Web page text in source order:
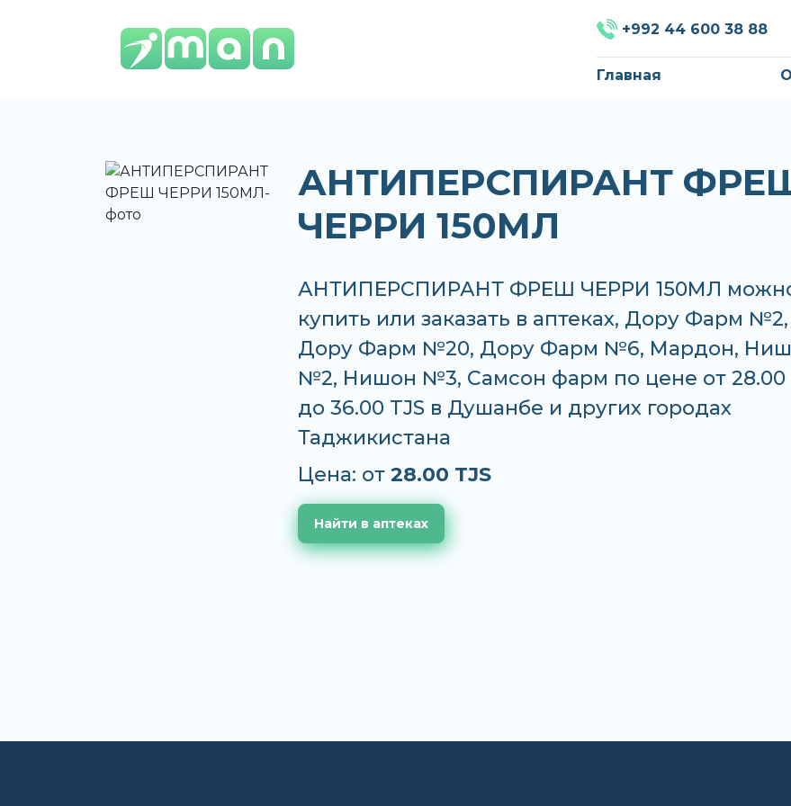
+992 44 600 38 88
Главная
АНТИПЕРСПИРАНТ
ЧЕРРИ 150МЛ
АНТИПЕРСПИРАНТ ФРЕШ ЧЕРРИ 150МЛ
купить или заказать в аптеках, Дору Фарм №2,
Дору Фарм №20, Дору Фарм №6, Мардон,
№2, Нишон №3, Самсон фарм по цене от 28.00
до 36.00 TJS в Душанбе и других городах
Таджикистана
Цена: от 28.00 TJS
Найти в аптеках